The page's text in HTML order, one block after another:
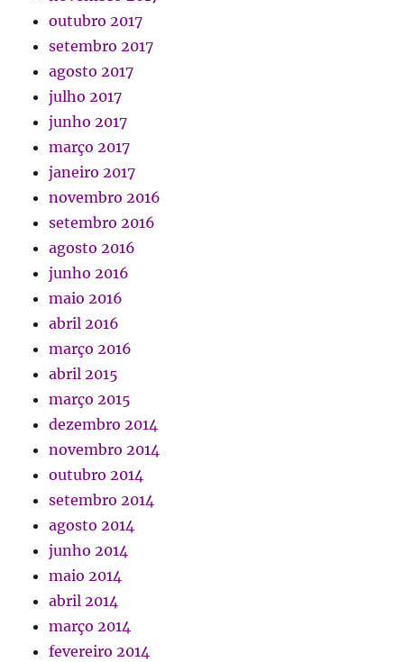
outubro 2017
setembro 2017
agosto 2017
julho 2017
junho 2017
março 2017
janeiro 2017
novembro 2016
setembro 2016
agosto 2016
junho 2016
maio 2016
abril 2016
março 2016
abril 2015
março 2015
dezembro 2014
novembro 2014
outubro 2014
setembro 2014
agosto 2014
junho 2014
maio 2014
abril 2014
março 2014
fevereiro 2014